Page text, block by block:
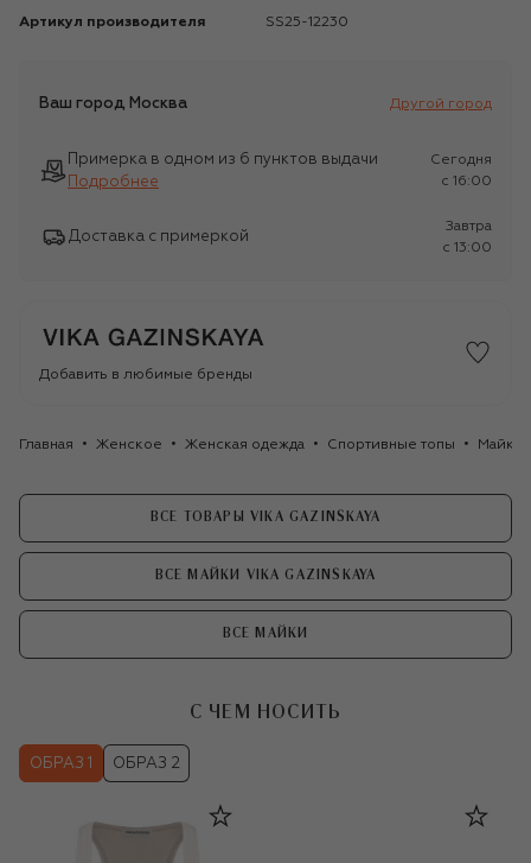
Артикул производителя SS25-12230
Ваш город Москва Другой город
Примерка в одном из 6 пунктов выдачи
Подробнее
Сегодня
c 16:00
Доставка с примеркой
Завтра
c 13:00
Добавить в любимые бренды
Главная Женское Женская одежда Спортивные топы Майка
ВСЕ ТОВАРЫ VIKA GAZINSKAYA
ВСЕ МАЙКИ VIKA GAZINSKAYA
ВСЕ МАЙКИ
С ЧЕМ НОСИТЬ
ОБРАЗ 1 ОБРАЗ 2